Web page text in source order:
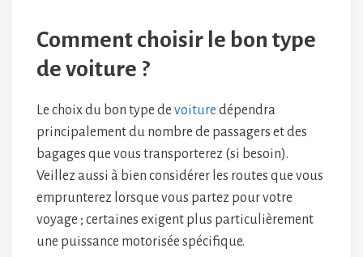
Comment choisir le bon type
de voiture ?
Le choix du bon type de voiture dépendra
principalement du nombre de passagers et des
bagages que vous transporterez (si besoin).
Veillez aussi à bien considérer les routes que vous
emprunterez lorsque vous partez pour votre
voyage ; certaines exigent plus particulièrement
une puissance motorisée spécifique.